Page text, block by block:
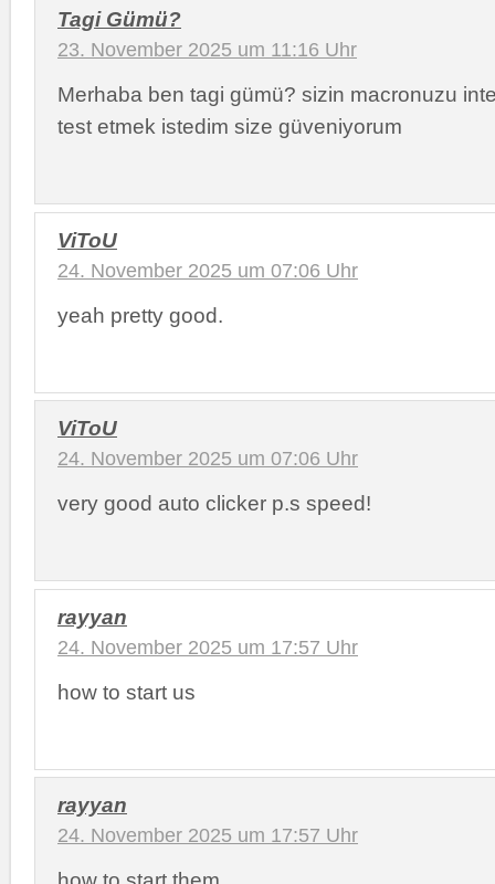
Tagi Gümü?
23. November 2025 um 11:16 Uhr
Merhaba ben tagi gümü? sizin macronuzu
test etmek istedim size güveniyorum
ViToU
24. November 2025 um 07:06 Uhr
yeah pretty good.
ViToU
24. November 2025 um 07:06 Uhr
very good auto clicker p.s speed!
rayyan
24. November 2025 um 17:57 Uhr
how to start us
rayyan
24. November 2025 um 17:57 Uhr